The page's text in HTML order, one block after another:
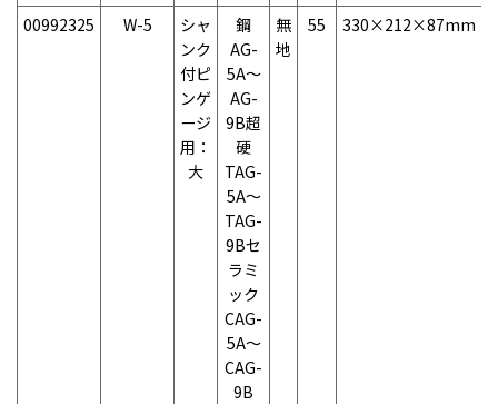
00992325 W-5
シャ
ンク
付ピ
ンゲ
ージ
用：
大
鋼
AG-
5A～
AG-
9B超
硬
TAG-
5A～
TAG-
9Bセ
ラミ
ック
CAG-
5A～
CAG-
9B
無
地
55 330×212×87mm